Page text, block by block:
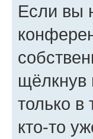
Если вы
щёлкнув
только в
кто-то